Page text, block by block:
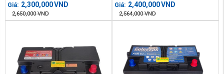
Giá: 2,300,000VND
2,650,000 VND
Giá: 2,400,000VND
2,564,000 VND